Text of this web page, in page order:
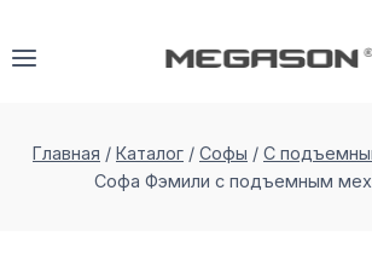
Главная / Каталог / Софы / С
Софа Фэмили с подъемным